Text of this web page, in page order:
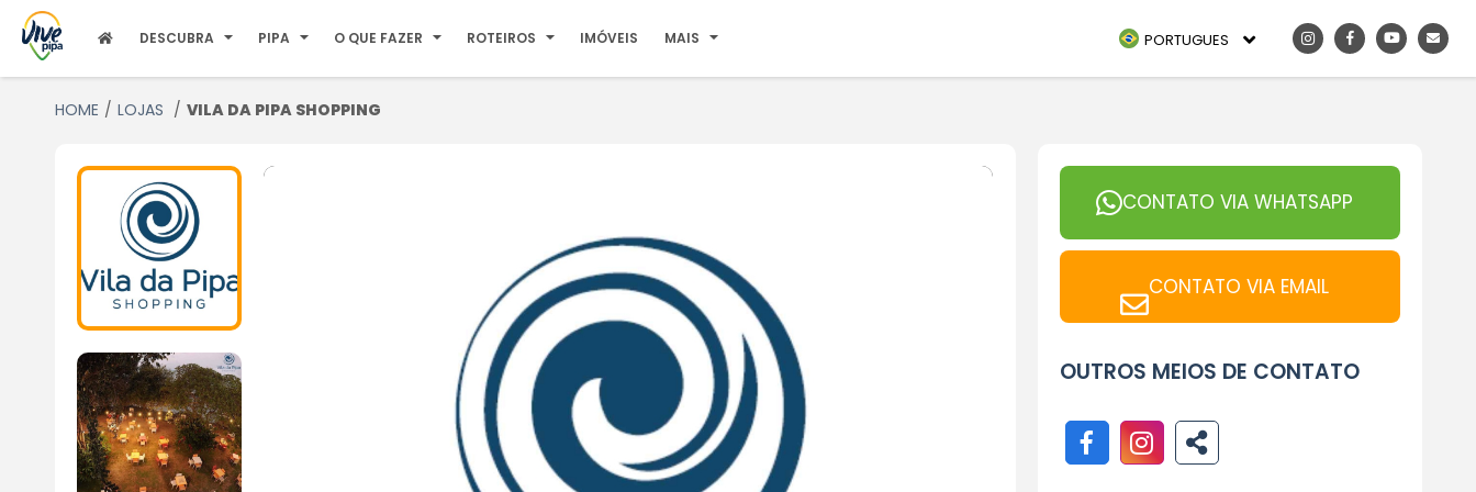
DESCUBRA PIPA O QUE FAZER ROTEIROS IMÓVEIS MAIS PORTUGUES
HOME LOJAS VILA DA PIPA SHOPPING
CONTATO VIA WHATSAPP
CONTATO VIA EMAIL
OUTROS MEIOS DE CONTATO